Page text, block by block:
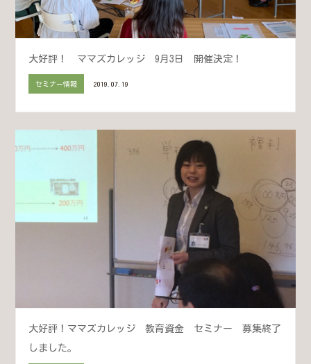
大好評！ ママズカレッジ 9月3日 開催決定！
セミナー情報 2019.07.19
大好評！ママズカレッジ 教育資金 セミナー 募集終了
しました。